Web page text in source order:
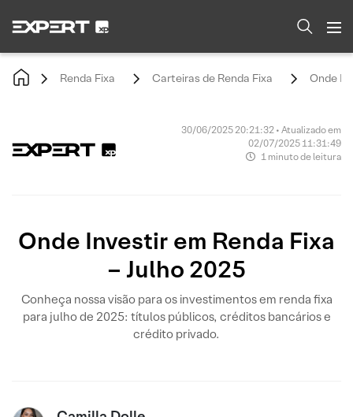
Renda Fixa Carteiras de Renda Fixa Onde
30/06/2025 20:21:32 • Atualizado em
02/07/2025 11:31:49
1 minuto de leitura
Onde Investir em Renda Fixa
– Julho 2025
Conheça nossa visão para os investimentos em renda fixa
para julho de 2025: títulos públicos, créditos bancários e
crédito privado.